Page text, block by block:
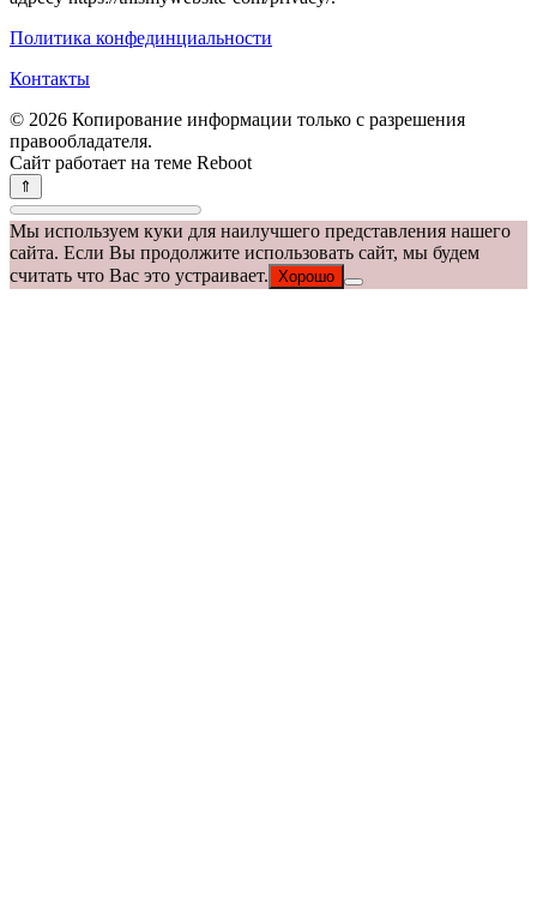
Политика конфединциальности
Контакты
© 2026 Копирование информации только с разрешения
правообладателя.
Сайт работает на теме Reboot
Мы используем куки для наилучшего представления нашего
сайта. Если Вы продолжите использовать сайт, мы будем
считать что Вас это устраивает. Хорошо